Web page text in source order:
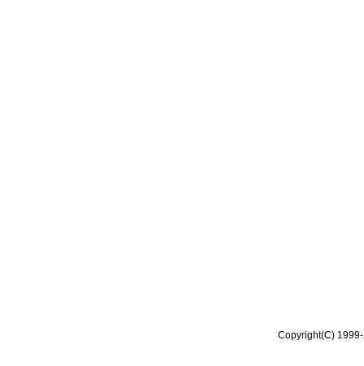
Copyright(C)